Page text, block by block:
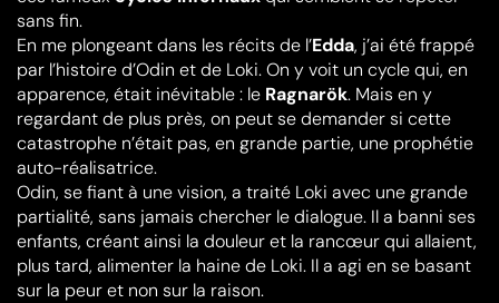
sans fin.
En me plongeant dans les récits de l’Edda, j’ai été frappé
par l’histoire d’Odin et de Loki. On y voit un cycle qui, en
apparence, était inévitable : le Ragnarök. Mais en y
regardant de plus près, on peut se demander si cette
catastrophe n’était pas, en grande partie, une prophétie
auto-réalisatrice.
Odin, se fiant à une vision, a traité Loki avec une grande
partialité, sans jamais chercher le dialogue. Il a banni ses
enfants, créant ainsi la douleur et la rancœur qui allaient,
plus tard, alimenter la haine de Loki. Il a agi en se basant
sur la peur et non sur la raison.